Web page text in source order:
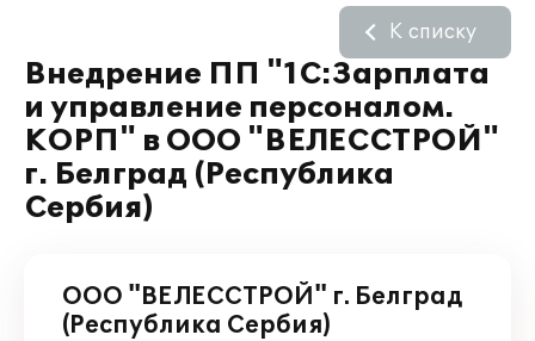
Внедрение ПП "1С:Зарплата
и управление персоналом.
КОРП" в ООО "ВЕЛЕССТРОЙ"
г. Белград (Республика
Сербия)
К списку
ООО "ВЕЛЕССТРОЙ" г. Белград
(Республика Сербия)